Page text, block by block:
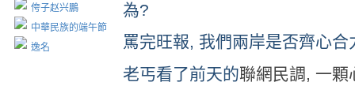
侉子赵兴鵬
中華民族的端午節
逸名
為?
罵完旺報, 我們兩岸是否齊心
老丐看了前天的聯網民調, 一顆